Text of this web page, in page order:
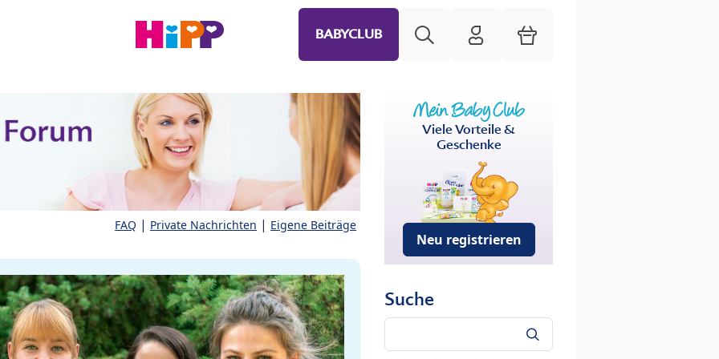
BABYCLUB HiPP Mein Babyclub
Warenkorb
FAQ | Private Nachrichten | Eigene Beiträge
Viele Vorteile &
Geschenke
Neu registrieren
Suche